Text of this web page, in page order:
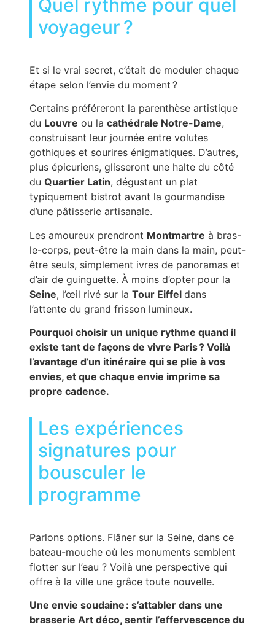
Quel rythme pour quel
voyageur ?
Et si le vrai secret, c’était de moduler chaque
étape selon l’envie du moment ?
Certains préféreront la parenthèse artistique
du Louvre ou la cathédrale Notre-Dame,
construisant leur journée entre volutes
gothiques et sourires énigmatiques. D’autres,
plus épicuriens, glisseront une halte du côté
du Quartier Latin, dégustant un plat
typiquement bistrot avant la gourmandise
d’une pâtisserie artisanale.
Les amoureux prendront Montmartre à bras-
le-corps, peut-être la main dans la main, peut-
être seuls, simplement ivres de panoramas et
d’air de guinguette. À moins d’opter pour la
Seine, l’œil rivé sur la Tour Eiffel dans
l’attente du grand frisson lumineux.
Pourquoi choisir un unique rythme quand il
existe tant de façons de vivre Paris ? Voilà
l’avantage d’un itinéraire qui se plie à vos
envies, et que chaque envie imprime sa
propre cadence.
Les expériences
signatures pour
bousculer le
programme
Parlons options. Flâner sur la Seine, dans ce
bateau-mouche où les monuments semblent
flotter sur l’eau ? Voilà une perspective qui
offre à la ville une grâce toute nouvelle.
Une envie soudaine : s’attabler dans une
brasserie Art déco, sentir l’effervescence du